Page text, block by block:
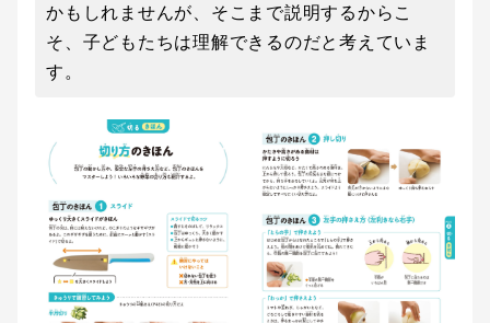
かもしれませんが、そこまで説明するからこ
そ、子どもたちは理解できるのだと考えていま
す。